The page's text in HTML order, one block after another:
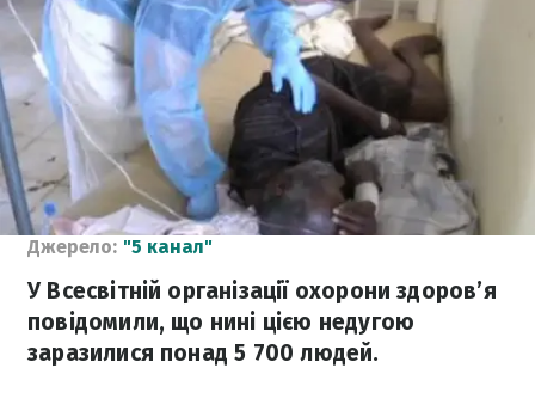
Джерело: "5 канал"
У Всесвітній організації охорони здоров’я
повідомили, що нині цією недугою
заразилися понад 5 700 людей.